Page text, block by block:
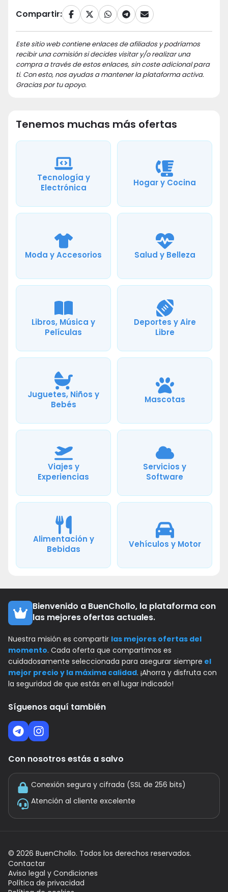
Compartir:
Este sitio web contiene enlaces de afiliados y podríamos
recibir una comisión si decides visitar y/o realizar una
compra a través de estos enlaces, sin coste adicional para
ti. Con esto, nos ayudas a mantener la plataforma activa.
Gracias por tu apoyo.
Tenemos muchas más ofertas
Tecnología y
Electrónica
Hogar y Cocina
Moda y Accesorios Salud y Belleza
Libros, Música y
Películas
Deportes y Aire
Libre
Juguetes, Niños y
Bebés
Mascotas
Viajes y
Experiencias
Servicios y
Software
Alimentación y
Bebidas
Vehículos y Motor
Bienvenido a BuenChollo, la plataforma con
las mejores ofertas actuales.
Nuestra misión es compartir las mejores ofertas del
momento. Cada oferta que compartimos es
cuidadosamente seleccionada para asegurar siempre el
mejor precio y la máxima calidad. ¡Ahorra y disfruta con
la seguridad de que estás en el lugar indicado!
Síguenos aquí también
Con nosotros estás a salvo
Conexión segura y cifrada (SSL de 256 bits)
Atención al cliente excelente
© 2026 BuenChollo. Todos los derechos reservados.
Contactar
Aviso legal y Condiciones
Política de privacidad